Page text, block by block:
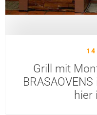
14
Grill mit
hier